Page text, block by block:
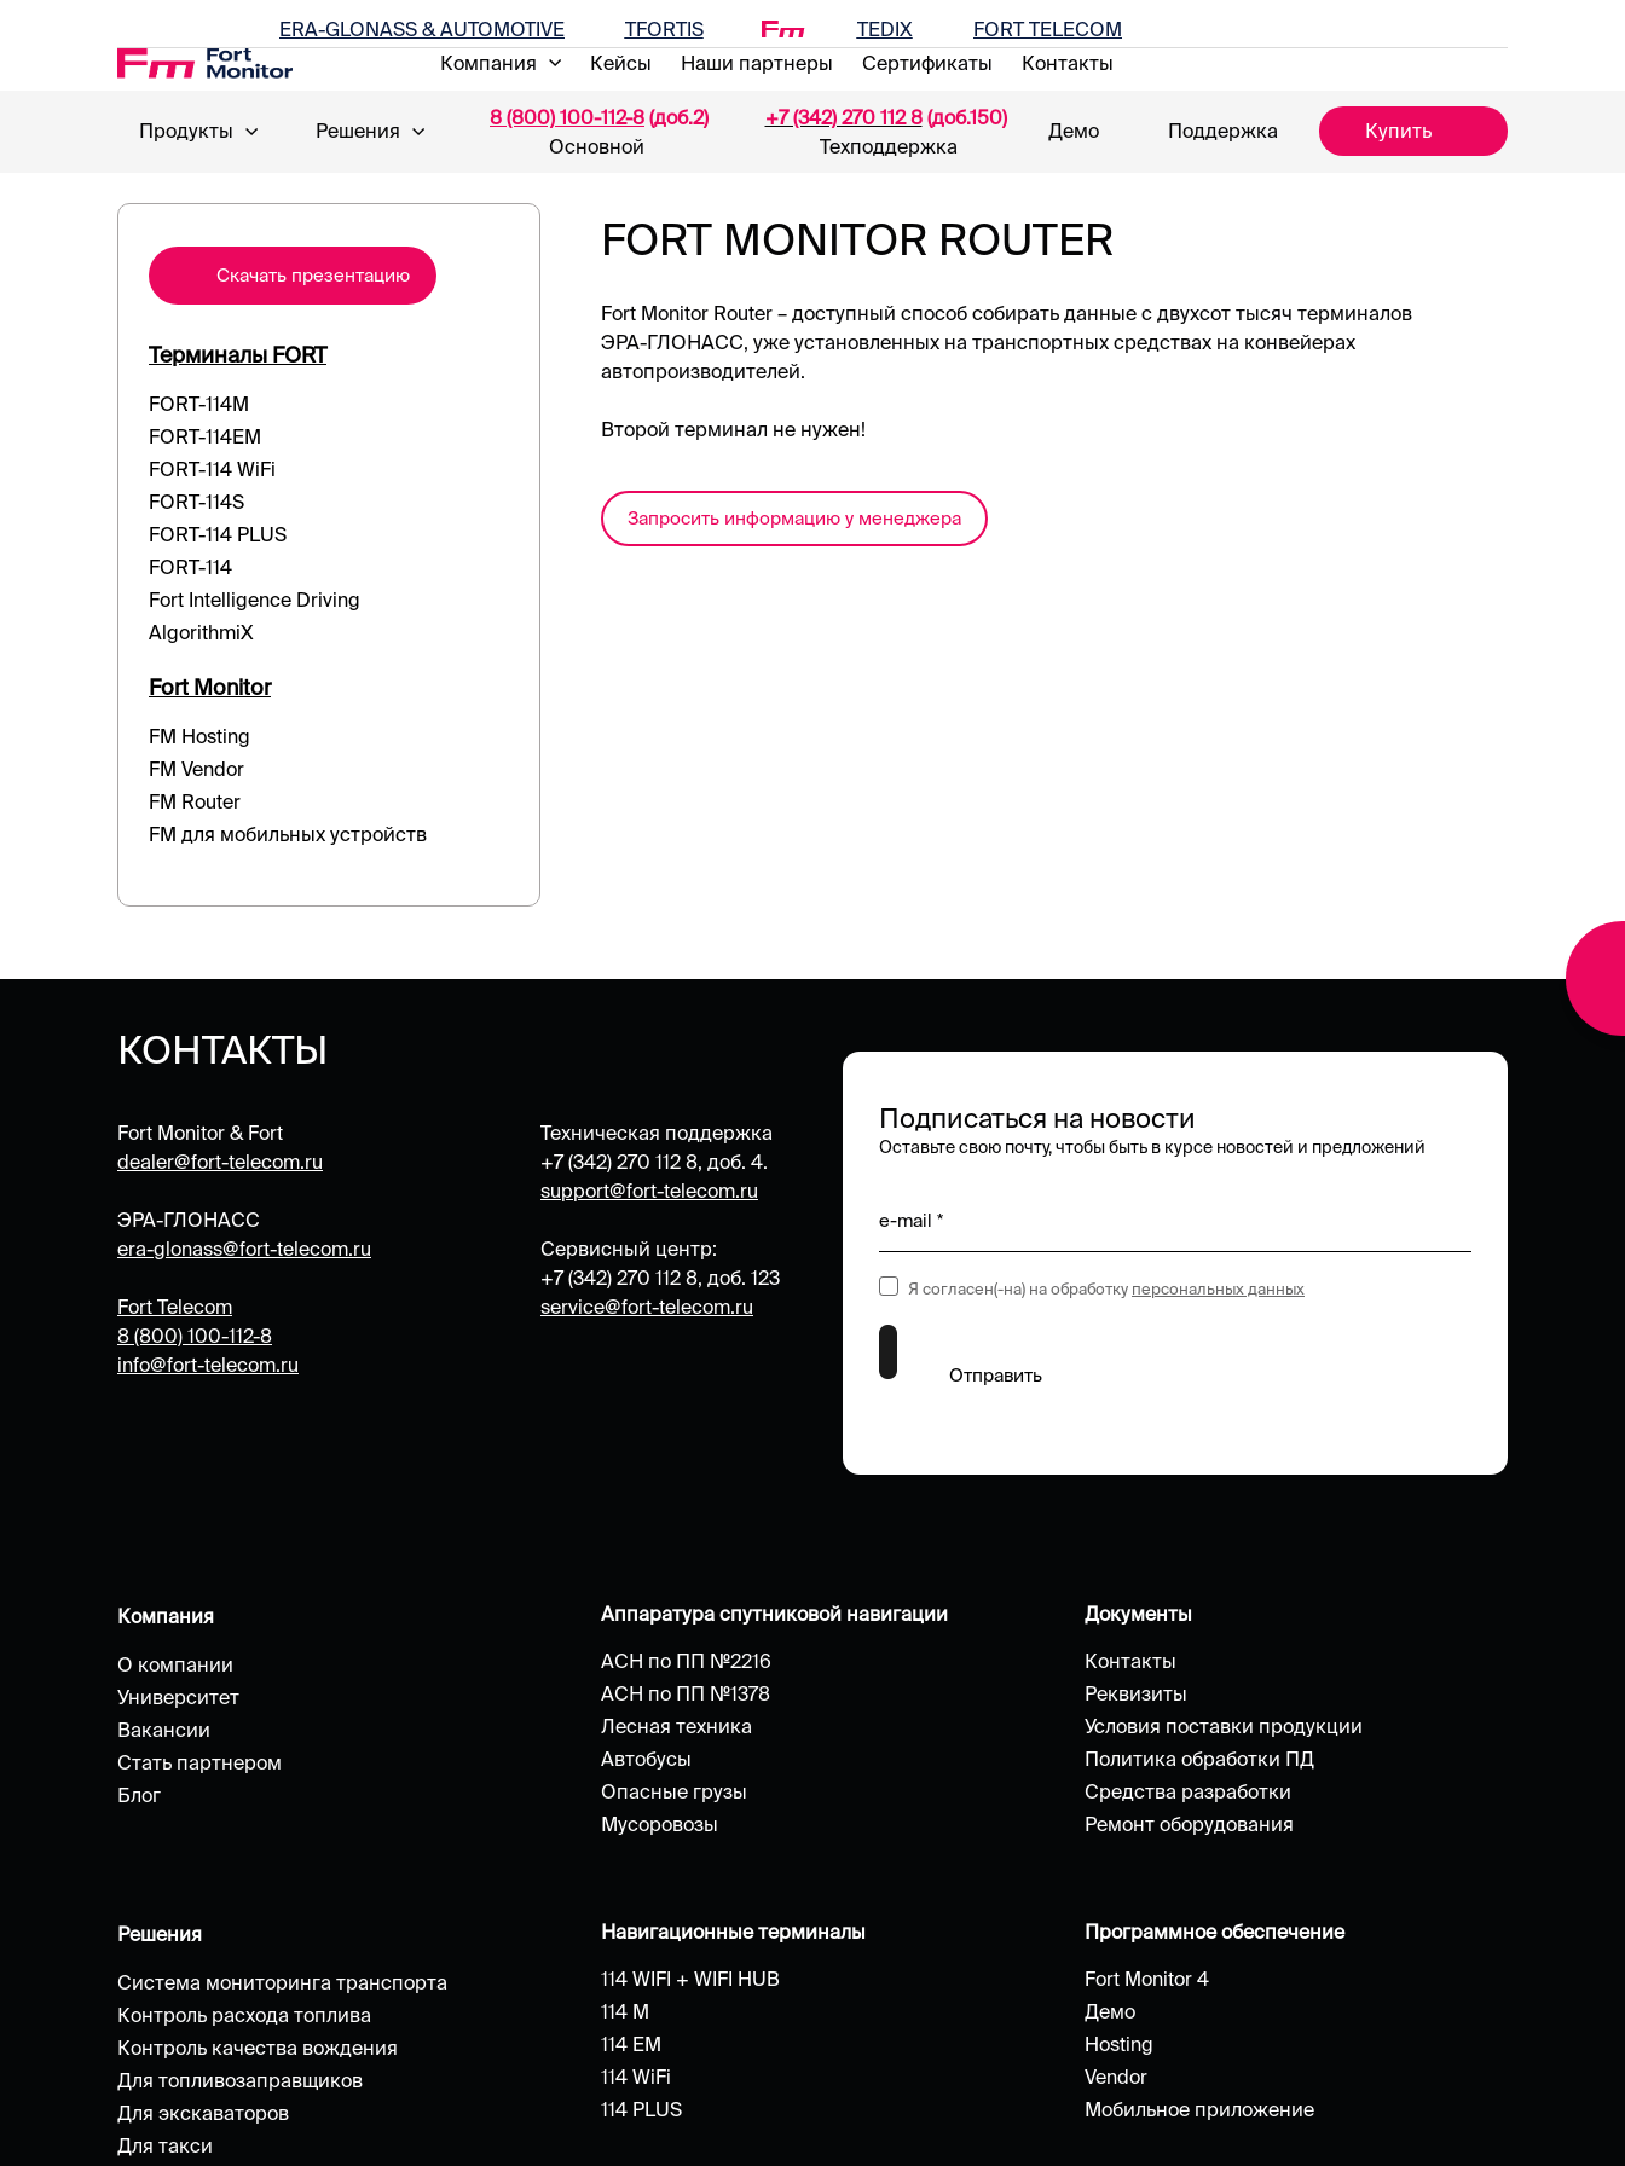
ERA-GLONASS & AUTOMOTIVE TFORTIS TEDIX
FORT TELECOM
Компания
Кейсы Наши партнеры Сертификаты Контакты
Продукты Решения
8 (800) 100-112-8 (доб.2)
Основной
+7 (342) 270 112 8(доб.150)
Техподдержка
Демо Поддержка Купить
Cкачать презентацию
Терминалы FORT
FORT-114M
FORT-114EM
FORT-114 WiFi
FORT-114S
FORT-114 PLUS
FORT-114
Fort Intelligence Driving
AlgorithmiX
Fort Monitor
FM Hosting
FM Vendor
FM Router
FM для мобильных устройств
FORT MONITOR ROUTER
Fort Monitor Router – доступный способ собирать данные с двухсот тысяч терминалов
ЭРА-ГЛОНАСС, уже установленных на транспортных средствах на конвейерах
автопроизводителей.
Второй терминал не нужен!
Запросить информацию у менеджера
Fort Monitor & Fort
dealer@fort-telecom.ru
ЭРА-ГЛОНАСС
era-glonass@fort-telecom.ru
Fort Telecom
8 (800) 100-112-8
info@fort-telecom.ru
Техническая поддержка
+7 (342) 270 112 8, доб. 4.
support@fort-telecom.ru
Сервисный центр:
+7 (342) 270 112 8, доб. 123
service@fort-telecom.ru
Отправить
Подписаться на новости
Оставьте свою почту, чтобы быть в курсе новостей и предложений
e-mail *
Я согласен(-на) на обработку персональных данных
КОНТАКТЫ
Компания
О компании
Университет
Вакансии
Стать партнером
Блог
Аппаратура спутниковой навигации
АСН по ПП №2216
АСН по ПП №1378
Лесная техника
Автобусы
Опасные грузы
Мусоровозы
Документы
Контакты
Реквизиты
Условия поставки продукции
Политика обработки ПД
Средства разработки
Ремонт оборудования
Решения
Система мониторинга транспорта
Контроль расхода топлива
Контроль качества вождения
Для топливозаправщиков
Для экскаваторов
Для такси
Навигационные терминалы
114 WIFI + WIFI HUB
114 M
114 EM
114 WiFi
114 PLUS
Программное обеспечение
Fort Monitor 4
Демо
Hosting
Vendor
Мобильное приложение